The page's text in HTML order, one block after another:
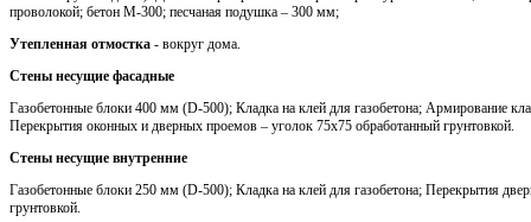
проволокой; бетон М-300; песчаная подушка – 300 мм;
Утепленная отмостка - вокруг дома.
Стены несущие фасадные
Газобетонные блоки 400 мм (D-500); Кладка на клей для газобетона; Армирование
Перекрытия оконных и дверных проемов – уголок 75х75 обработанный грунтовкой.
Стены несущие внутренние
Газобетонные блоки 250 мм (D-500); Кладка на клей для газобетона; Перекрытия
грунтовкой.